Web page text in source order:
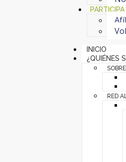
PARTICIPA
INICIO
¿QUIÉNES
RED